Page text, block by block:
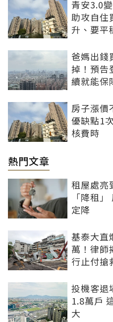
青安3.0
助攻自住
升、要平
爸媽出錢
掉！預告
續就能保
房子漲價
優缺點1
核費時
熱門文章
租屋處亮
「降租
定降
基泰大直
萬！律師
行止付搶
投機客退
1.8萬戶
大